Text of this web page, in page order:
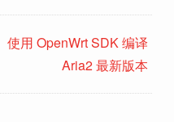
使用 OpenWrt SDK 编译
Aria2 最新版本